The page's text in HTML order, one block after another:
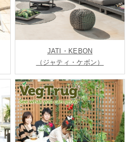
JATI・KEBON
（ジャティ・ケボン）